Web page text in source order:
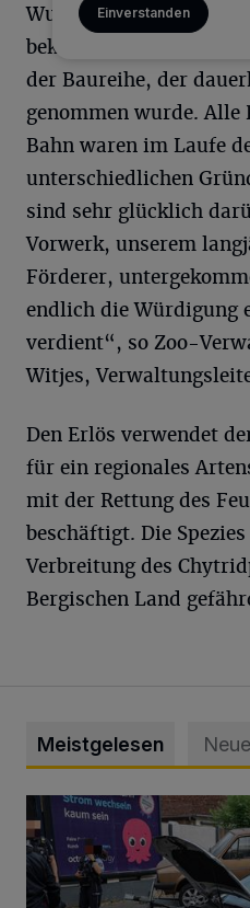
Einverstanden
Wuppertaler
bekommen hatte. Es
der Baureihe, der
genommen wurde. Alle
Bahn waren im Laufe
unterschiedlichen
sind sehr glücklich
Vorwerk, unserem
Förderer,
endlich die Würdigung
verdient“, so Zoo-
Witjes,
Den Erlös verwendet
für ein regionales
mit der Rettung des
beschäftigt. Die
Verbreitung des
Bergischen Land
Meistgelesen
Schwerer Unfall mit 2,48